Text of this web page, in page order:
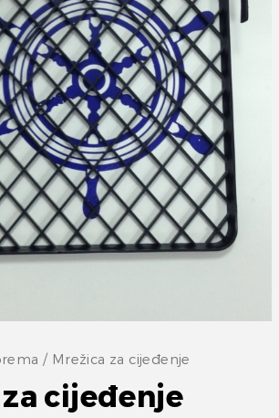
/ Mrežica za cijeđenje
cijeđenje